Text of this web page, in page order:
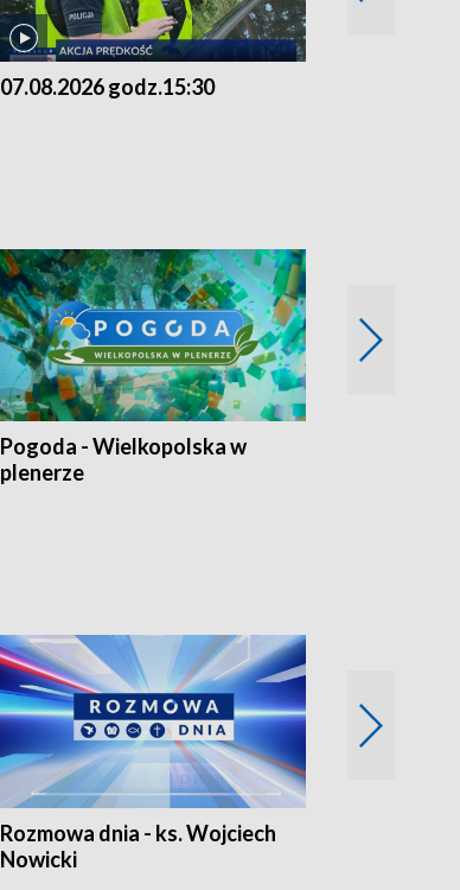
07.08.2026 godz.15:30
Pogoda - Wielkopolska w
plenerze
Rozmowa dnia - ks. Wojciech
Nowicki